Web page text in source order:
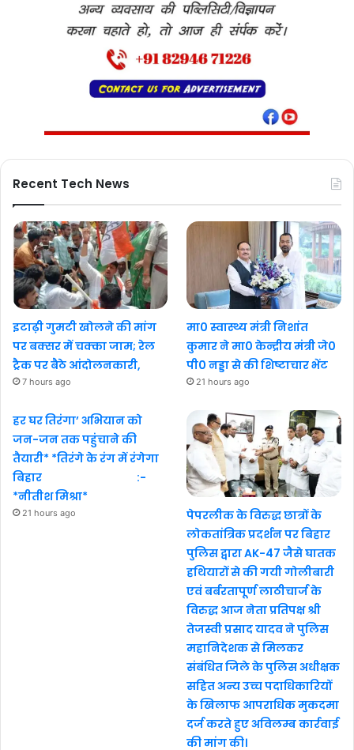
Recent Tech News
इटाढ़ी गुमटी खोलने की मांग
पर बक्सर में चक्का जाम; रेल
ट्रैक पर बैठे आंदोलनकारी,
7 hours ago
मा0 स्वास्थ्य मंत्री निशांत
कुमार ने मा0 केन्द्रीय मंत्री जे0
पी0 नड्डा से की शिष्टाचार भेंट
21 hours ago
हर घर तिरंगा’ अभियान को
जन-जन तक पहुंचाने की
तैयारी* *तिरंगे के रंग में रंगेगा
बिहार :-
*नीतीश मिश्रा*
21 hours ago
पेपरलीक के विरुद्ध छात्रों के
लोकतांत्रिक प्रदर्शन पर बिहार
पुलिस द्वारा AK-47 जैसे घातक
हथियारों से की गयी गोलीबारी
एवं बर्बरतापूर्ण लाठीचार्ज के
विरुद्ध आज नेता प्रतिपक्ष श्री
तेजस्वी प्रसाद यादव ने पुलिस
महानिदेशक से मिलकर
संबंधित जिले के पुलिस अधीक्षक
सहित अन्य उच्च पदाधिकारियों
के खिलाफ आपराधिक मुकदमा
दर्ज करते हुए अविलम्ब कार्रवाई
की मांग की।